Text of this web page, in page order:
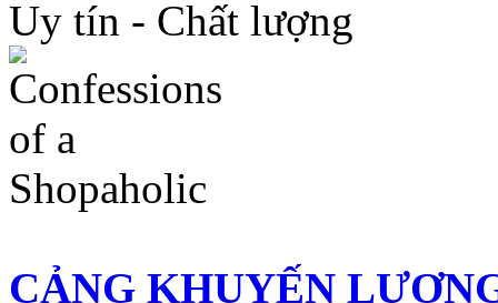
Uy tín - Chất lượng
CẢNG KHUYẾN